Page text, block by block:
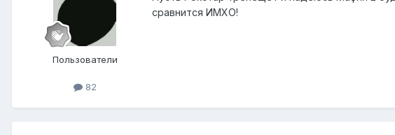
Пользователи
82
сравнится ИМХО!